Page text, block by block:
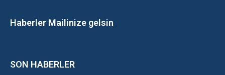
Haberler Mailinize gelsin
SON HABERLER